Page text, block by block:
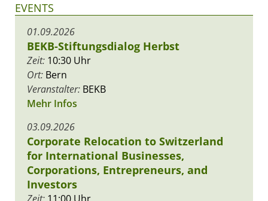
EVENTS
01.09.2026
BEKB-Stiftungsdialog Herbst
Zeit: 10:30 Uhr
Ort: Bern
Veranstalter: BEKB
Mehr Infos
03.09.2026
Corporate Relocation to Switzerland
for International Businesses,
Corporations, Entrepreneurs, and
Investors